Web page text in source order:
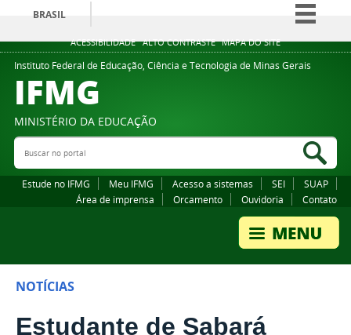
ACESSIBILIDADE ALTO CONTRASTE MAPA DO SITE
BRASIL
Simplifique!
Comunica BR
Legislação
Instituto Federal de Educação, Ciência e Tecnologia de Minas Gerais
IFMG
MINISTÉRIO DA EDUCAÇÃO
Buscar no portal
Estude no IFMG Meu IFMG Acesso a sistemas SEI
SUAP
Área de imprensa
Orcamento Ouvidoria Contato
NOTÍCIAS
Estudante de Sabará